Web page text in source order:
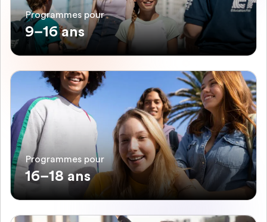
Programmes pour
9–16 ans
Programmes pour
16–18 ans